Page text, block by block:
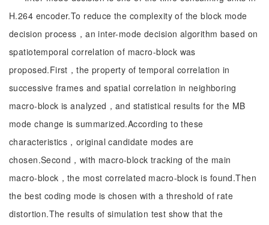
H.264 encoder.To reduce the complexity of the block mode
decision process，an inter-mode decision algorithm based on
spatiotemporal correlation of macro-block was
proposed.First，the property of temporal correlation in
successive frames and spatial correlation in neighboring
macro-block is analyzed，and statistical results for the MB
mode change is summarized.According to these
characteristics，original candidate modes are
chosen.Second，with macro-block tracking of the main
macro-block，the most correlated macro-block is found.Then
the best coding mode is chosen with a threshold of rate
distortion.The results of simulation test show that the